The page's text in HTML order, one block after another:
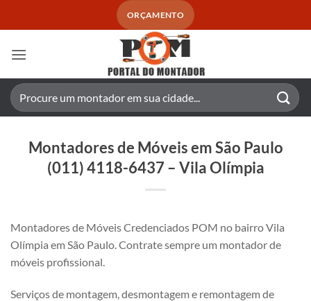
ORÇAMENTO
Pesquisar
por:
Montadores de Móveis em São Paulo
(011) 4118-6437 – Vila Olímpia
Montadores de Móveis Credenciados POM no bairro Vila
Olímpia em São Paulo. Contrate sempre um montador de
móveis profissional.
Serviços de montagem, desmontagem e remontagem de